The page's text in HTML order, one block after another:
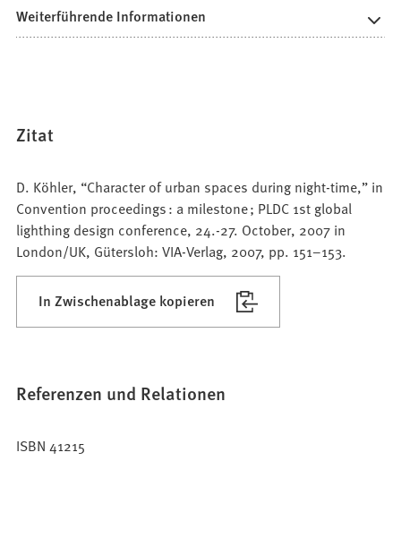
Weiterführende Informationen
Zitat
D. Köhler, “Character of urban spaces during night-time,” in
Convention proceedings : a milestone ; PLDC 1st global
lighthing design conference, 24.-27. October, 2007 in
London/UK, Gütersloh: VIA-Verlag, 2007, pp. 151–153.
In Zwischenablage kopieren
Referenzen und Relationen
ISBN 41215